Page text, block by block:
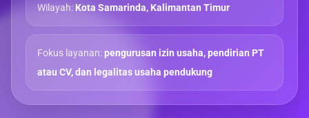
Wilayah:Kota Samarinda, Kalimantan Timur
Fokus layanan:pengurusan izin usaha, pendirian PT
atau CV, dan legalitas usaha pendukung